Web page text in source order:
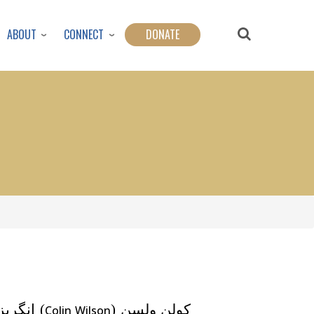
ABOUT CONNECT DONATE
کولن ولسن (Colin Wilson
)